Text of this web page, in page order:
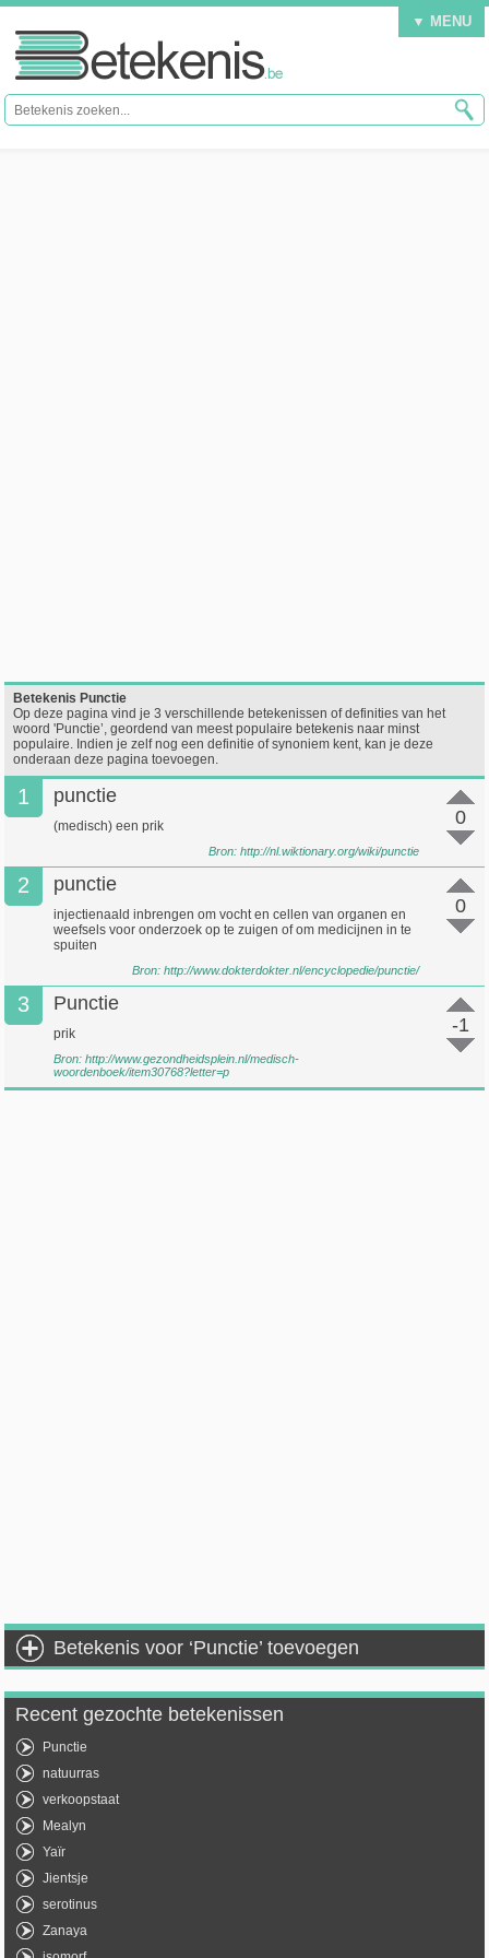
▼ MENU
Betekenis Punctie
Op deze pagina vind je 3 verschillende betekenissen of definities van het
woord 'Punctie’, geordend van meest populaire betekenis naar minst
populaire. Indien je zelf nog een definitie of synoniem kent, kan je deze
onderaan deze pagina toevoegen.
1
0
punctie
(medisch) een prik
Bron: http://nl.wiktionary.org/wiki/punctie
2
0
punctie
injectienaald inbrengen om vocht en cellen van organen en
weefsels voor onderzoek op te zuigen of om medicijnen in te
spuiten
Bron: http://www.dokterdokter.nl/encyclopedie/punctie/
3
-1
Punctie
prik
Bron:http://www.gezondheidsplein.nl/medisch-
woordenboek/item30768?letter=p
Betekenis voor ‘Punctie’ toevoegen
Recent gezochte betekenissen
Punctie
natuurras
verkoopstaat
Mealyn
Yaïr
Jientsje
serotinus
Zanaya